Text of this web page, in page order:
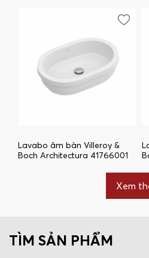
Lavabo âm bàn Villeroy &
Boch Architectura 41766001
Xem
TÌM SẢN PHẨM